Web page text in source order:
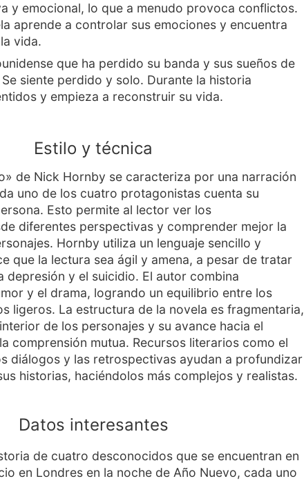
y emocional, lo que a menudo provoca conflictos.
aprende a controlar sus emociones y encuentra
vida.
que ha perdido su banda y sus sueños de
siente perdido y solo. Durante la historia
y empieza a reconstruir su vida.
Estilo y técnica
de Nick Hornby se caracteriza por una narración
uno de los cuatro protagonistas cuenta su
Esto permite al lector ver los
diferentes perspectivas y comprender mejor la
Hornby utiliza un lenguaje sencillo y
que la lectura sea ágil y amena, a pesar de tratar
depresión y el suicidio. El autor combina
y el drama, logrando un equilibrio entre los
ligeros. La estructura de la novela es fragmentaria,
de los personajes y su avance hacia el
comprensión mutua. Recursos literarios como el
diálogos y las retrospectivas ayudan a profundizar
historias, haciéndolos más complejos y realistas.
Datos interesantes
de cuatro desconocidos que se encuentran en
en Londres en la noche de Año Nuevo, cada uno